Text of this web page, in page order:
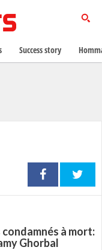
à mort:
Ghorbal
Success story